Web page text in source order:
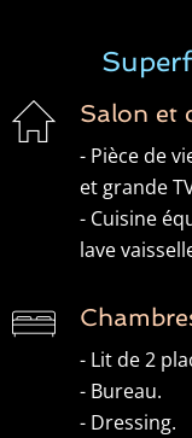
Salon et
- Pièce de
et grande
- Cuisine
lave
- Lit de 2
- Bureau.
- Dressing.